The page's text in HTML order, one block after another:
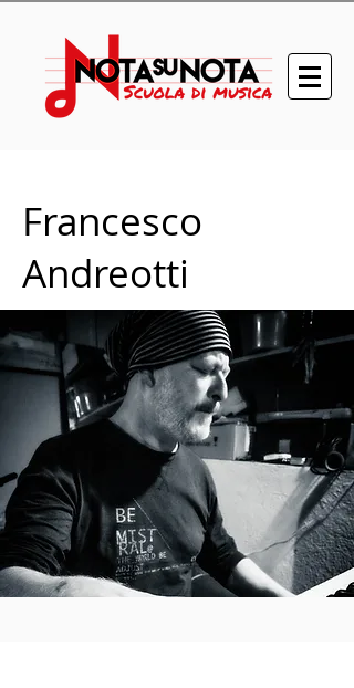
Francesco
Andreotti